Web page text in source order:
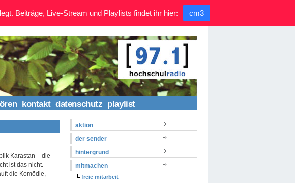
kontakt datenschutz playlist
Karastan – die
ist das nicht.
die Komödie,
aktion
der sender
hintergrund
mitmachen
freie mitarbeit
Beiträge, Live-Stream und Playlists findet ihr hier: cm3